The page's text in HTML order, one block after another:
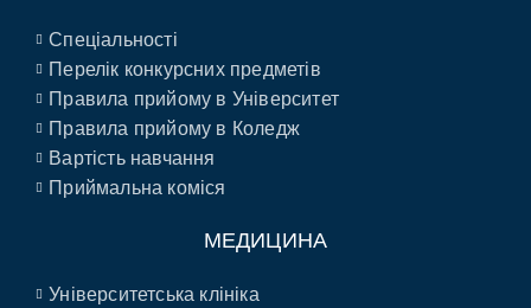
Спеціальності
Перелік конкурсних предметів
Правила прийому в Університет
Правила прийому в Коледж
Вартість навчання
Приймальна коміся
МЕДИЦИНА
Університетська клініка